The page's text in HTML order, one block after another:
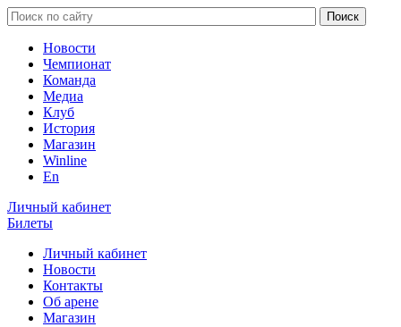
Новости
Чемпионат
Команда
Медиа
Клуб
История
Магазин
Winline
En
Личный кабинет
Билеты
Личный кабинет
Новости
Контакты
Об арене
Магазин